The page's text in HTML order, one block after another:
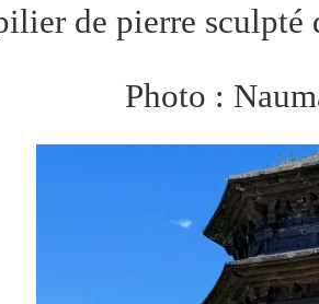
de pierre sculpté
Photo :